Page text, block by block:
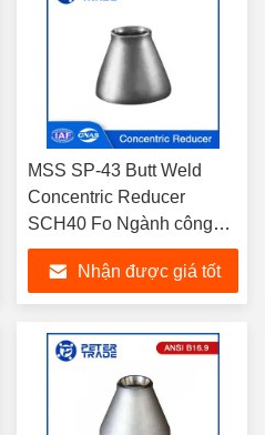
MSS SP-43 Butt Weld
Concentric Reducer
SCH40 Fo Ngành công
nghiệp hóa dầu
Nhận được giá tốt